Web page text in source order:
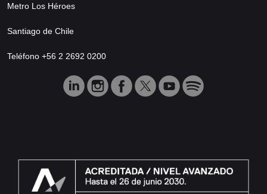
Metro Los Héroes
Santiago de Chile
Teléfono +56 2 2692 0200